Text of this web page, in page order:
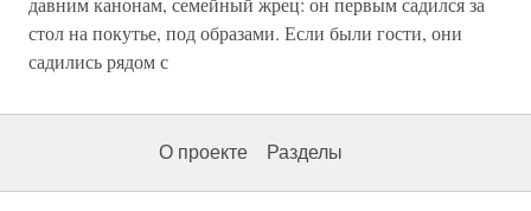
стол на покутье, под образами. Если были гости, они
садились рядом с
О проекте Разделы